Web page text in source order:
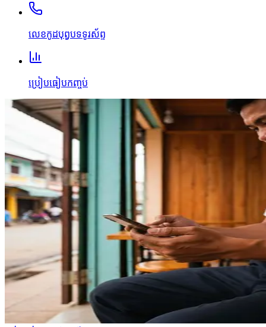
លេខកូដបុព្វបទទូរស័ព្ទ
ប្រៀបធៀបកញ្ចប់